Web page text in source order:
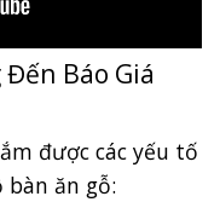
Báo Giá
được các yếu tố
ăn gỗ: